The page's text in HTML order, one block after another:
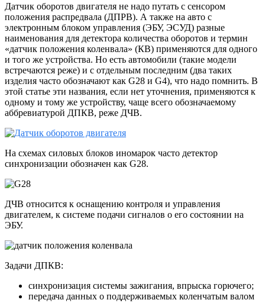
Датчик оборотов двигателя не надо путать с сенсором
положения распредвала (ДПРВ). А также на авто с
электронным блоком управления (ЭБУ, ЭСУД) разные
наименования для детектора количества оборотов и термин
«датчик положения коленвала» (КВ) применяются для одного
и того же устройства. Но есть автомобили (такие модели
встречаются реже) и с отдельным последним (два таких
изделия часто обозначают как G28 и G4), что надо помнить. В
этой статье эти названия, если нет уточнения, применяются к
одному и тому же устройству, чаще всего обозначаемому
аббревиатурой ДПКВ, реже ДЧВ.
На схемах силовых блоков иномарок часто детектор
синхронизации обозначен как G28.
ДЧВ относится к оснащению контроля и управления
двигателем, к системе подачи сигналов о его состоянии на
ЭБУ.
Задачи ДПКВ:
синхронизация системы зажигания, впрыска горючего;
передача данных о поддерживаемых коленчатым валом